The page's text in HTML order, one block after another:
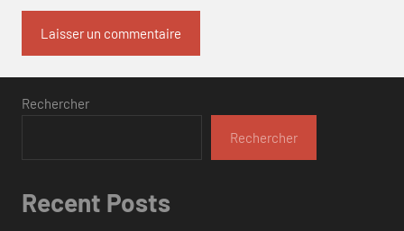
Rechercher
Rechercher
Recent Posts